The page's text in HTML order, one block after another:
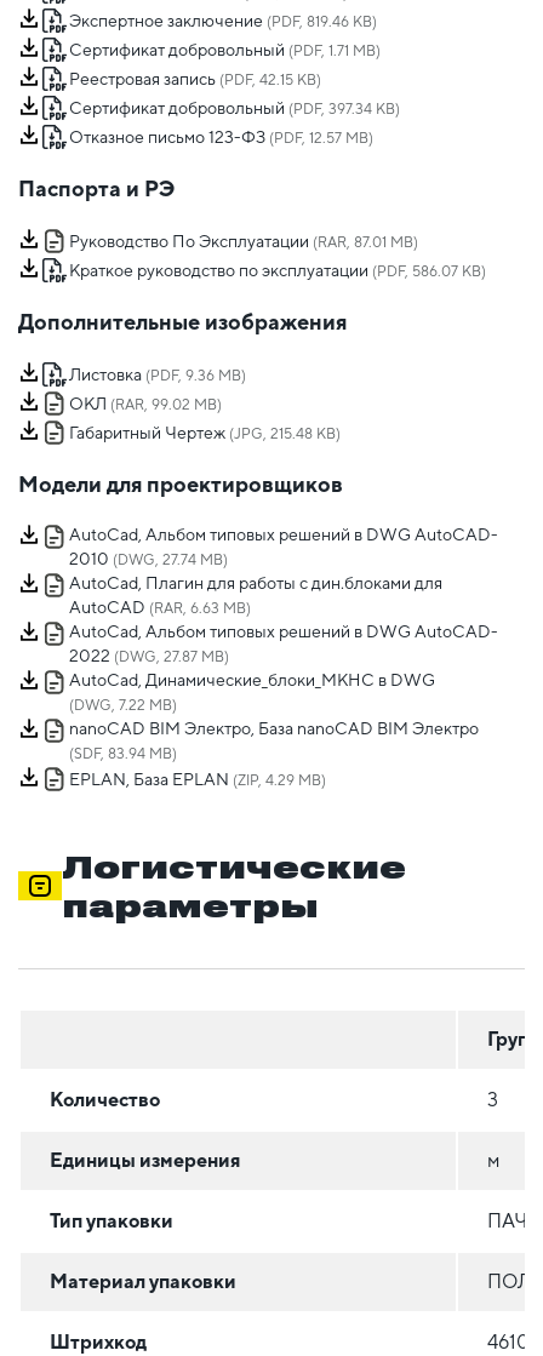
Экспертное заключение (PDF, 819.46 KB)
Сертификат добровольный (PDF, 1.71 MB)
Реестровая запись (PDF, 42.15 KB)
Сертификат добровольный (PDF, 397.34 KB)
Отказное письмо 123-ФЗ (PDF, 12.57 MB)
Паспорта и РЭ
Руководство По Эксплуатации (RAR, 87.01 MB)
Краткое руководство по эксплуатации (PDF, 586.07 KB)
Дополнительные изображения
Листовка (PDF, 9.36 MB)
ОКЛ (RAR, 99.02 MB)
Габаритный Чертеж (JPG, 215.48 KB)
Модели для проектировщиков
AutoCad, Альбом типовых решений в DWG AutoCAD-
2010 (DWG, 27.74 MB)
AutoCad, Плагин для работы с дин.блоками для
AutoCAD (RAR, 6.63 MB)
AutoCad, Альбом типовых решений в DWG AutoCAD-
2022 (DWG, 27.87 MB)
AutoCad, Динамические_блоки_МКНС в DWG
(DWG, 7.22 MB)
nanoCAD BIM Электро, База nanoCAD BIM Электро
(SDF, 83.94 MB)
EPLAN, База EPLAN (ZIP, 4.29 MB)
Логистические
параметры
Количество 3
Единицы измерения м
Тип упаковки
Материал упаковки
Штрихкод